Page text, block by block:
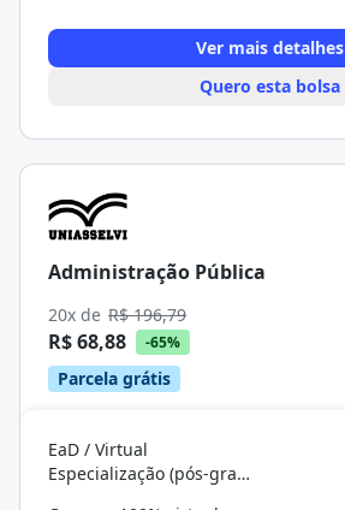
Ver mais detalhes
Quero esta bolsa
Administração Pública
20x de R$ 196,79
R$ 68,88 -65%
Parcela grátis
EaD / Virtual
Especialização (pós-graduação)